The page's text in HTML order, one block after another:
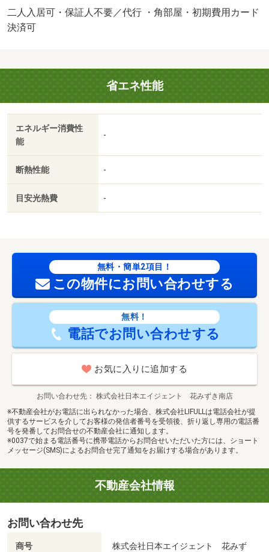
二人入居可・保証人不要／代行 ・角部屋・初期費用カード
決済可
省エネ性能
エネルギー消費性
能
-
断熱性能 -
目安光熱費 -
無料・簡単2項目！
この物件にお問い合わせする
無料！
電話でお問い合わせする
お気に入りに追加する
お問い合わせ先
株式会社日本エイジェント 花みずき南店
※不動産会社がお電話に出られなかった場合、株式会社LIFULLは電話会社が提
供するサービスを介してお客様の発信者番号を受領後、折り返し専用の電話番
号を発番してお問合せの不動産会社に通知します。
※0037で始まる電話番号に携帯電話からお問合せいただいた方には、ショート
メッセージ(SMS)によるお問合せ完了通知をお届けする場合があります。
不動産会社情報
お問い合わせ先
商号
株式会社日本エイジェント 花みず